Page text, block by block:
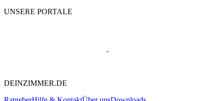
UNSERE PORTALE
DEINZIMMER.DE